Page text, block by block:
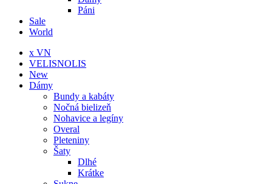
Páni
Sale
World
x VN
VELISNOLIS
New
Dámy
Bundy a kabáty
Nočná bielizeň
Nohavice a legíny
Overal
Pleteniny
Šaty
Dlhé
Krátke